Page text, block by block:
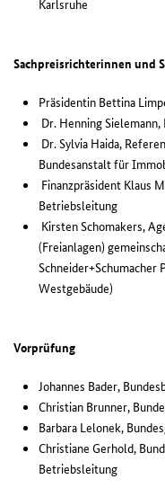
Karlsruhe
Sachpreisrichterinnen und
Präsidentin Bettina
Dr. Henning
Dr. Sylvia Haida,
Bundesanstalt für
Finanzpräsident Klaus
Betriebsleitung
Kirsten Schomakers,
(Freianlagen)
Westgebäude)
Vorprüfung
Johannes Bader,
Christian Brunner,
Barbara Lelonek,
Christiane Gerhold,
Betriebsleitung